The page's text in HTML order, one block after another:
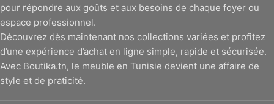
pour répondre aux goûts et aux besoins de chaque foyer ou
espace professionnel.
Découvrez dès maintenant nos collections variées et profitez
d’une expérience d’achat en ligne simple, rapide et sécurisée.
Avec Boutika.tn, le meuble en Tunisie devient une affaire de
style et de praticité.